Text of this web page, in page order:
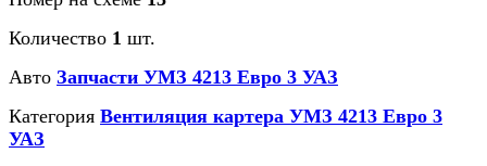
Количество 1 шт.
Авто Запчасти УМЗ 4213 Евро 3 УАЗ
Категория Вентиляция картера УМЗ 4213 Евро 3
УАЗ